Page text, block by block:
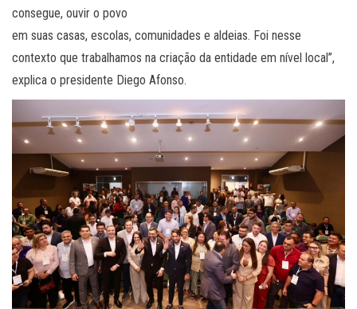
consegue, ouvir o povo
em suas casas, escolas, comunidades e aldeias. Foi nesse
contexto que trabalhamos na criação da entidade em nível local”,
explica o presidente Diego Afonso.